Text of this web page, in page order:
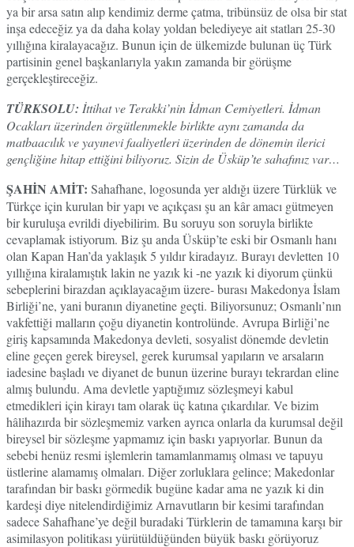
ya bir arsa satın alıp kendimiz derme çatma, tribünsüz de olsa bir stat
inşa edeceğiz ya da daha kolay yoldan belediyeye ait statları 25-30
yıllığına kiralayacağız. Bunun için de ülkemizde bulunan üç Türk
partisinin genel başkanlarıyla yakın zamanda bir görüşme
gerçekleştireceğiz.
TÜRKSOLU: İttihat ve Terakki’nin İdman Cemiyetleri. İdman
Ocakları üzerinden örgütlenmekle birlikte aynı zamanda da
matbaacılık ve yayınevi faaliyetleri üzerinden de dönemin ilerici
gençliğine hitap ettiğini biliyoruz. Sizin de Üsküp’te sahafınız var…
ŞAHİN AMİT: Sahafhane, logosunda yer aldığı üzere Türklük ve
Türkçe için kurulan bir yapı ve açıkçası şu an kâr amacı gütmeyen
bir kuruluşa evrildi diyebilirim. Bu soruyu son soruyla birlikte
cevaplamak istiyorum. Biz şu anda Üsküp’te eski bir Osmanlı hanı
olan Kapan Han’da yaklaşık 5 yıldır kiradayız. Burayı devletten 10
yıllığına kiralamıştık lakin ne yazık ki -ne yazık ki diyorum çünkü
sebeplerini birazdan açıklayacağım üzere- burası Makedonya İslam
Birliği’ne, yani buranın diyanetine geçti. Biliyorsunuz; Osmanlı’nın
vakfettiği malların çoğu diyanetin kontrolünde. Avrupa Birliği’ne
giriş kapsamında Makedonya devleti, sosyalist dönemde devletin
eline geçen gerek bireysel, gerek kurumsal yapıların ve arsaların
iadesine başladı ve diyanet de bunun üzerine burayı tekrardan eline
almış bulundu. Ama devletle yaptığımız sözleşmeyi kabul
etmedikleri için kirayı tam olarak üç katına çıkardılar. Ve bizim
hâlihazırda bir sözleşmemiz varken ayrıca onlarla da kurumsal değil
bireysel bir sözleşme yapmamız için baskı yapıyorlar. Bunun da
sebebi henüz resmi işlemlerin tamamlanmamış olması ve tapuyu
üstlerine alamamış olmaları. Diğer zorluklara gelince; Makedonlar
tarafından bir baskı görmedik bugüne kadar ama ne yazık ki din
kardeşi diye nitelendirdiğimiz Arnavutların bir kesimi tarafından
sadece Sahafhane’ye değil buradaki Türklerin de tamamına karşı bir
asimilasyon politikası yürütüldüğünden büyük baskı görüyoruz